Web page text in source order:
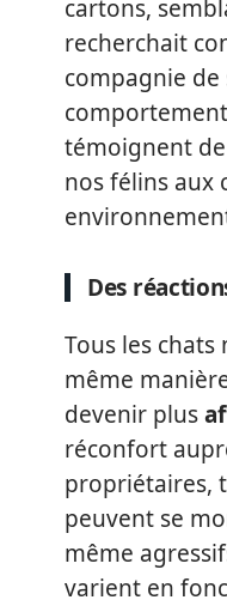
cartons,
recherchait
compagnie de
témoignent de
nos félins aux
Des
Tous les chats
même
devenir plus
réconfort
propriétaires,
peuvent se
même
varient en